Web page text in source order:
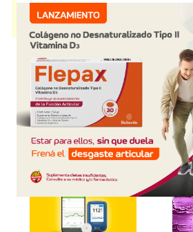
Suplemento dietario. Es producido por
presentación disponible.
Explorar más
Otros productos con
vit.+asoc.
Otros productos de
Laboratorio